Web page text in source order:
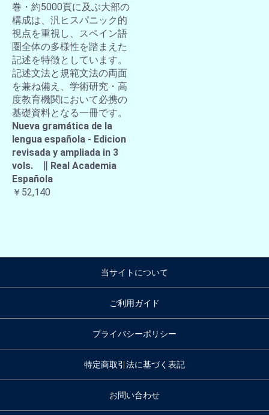
巻・約5000頁に及ぶ大部の
構成は、汎ヒスパニック的
視点を重視し、スペイン語
圏全体の多様性を踏まえた
記述を特徴としています。
記述文法と規範文法の両面
を兼ね備え、学術研究・高
度教育機関において必携の
基礎資料となる一冊です。
Nueva gramática de la
lengua española - Edicion
revisada y ampliada in 3
vols. ∥ Real Academia
Española
￥52,140
当サイトについて
ご利用ガイド
プライバシーポリシー
特定商取引法に基づく表記
お問い合わせ